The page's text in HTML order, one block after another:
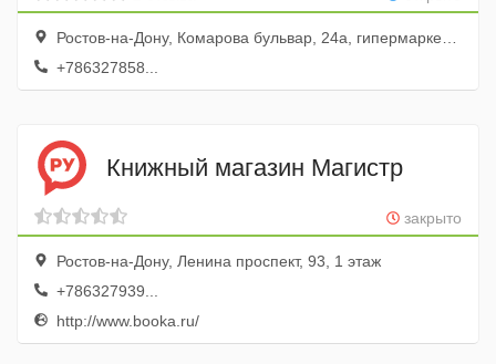
Ростов-на-Дону, Комарова бульвар, 24а, гипермаркет О`Кей
+786327858...
Книжный магазин Магистр
закрыто
Ростов-на-Дону, Ленина проспект, 93, 1 этаж
+786327939...
http://www.booka.ru/